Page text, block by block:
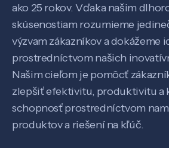
ako 25 rokov. Vďaka našim
skúsenostiam rozumieme
výzvam zákazníkov a dokážeme
prostredníctvom našich
Našim cieľom je pomôcť
zlepšiť efektivitu, produktivitu a
schopnosť prostredníctvom
produktov a riešení na kľúč.